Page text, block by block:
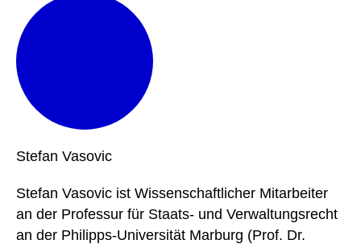
Stefan Vasovic
Stefan Vasovic ist Wissenschaftlicher Mitarbeiter
an der Professur für Staats- und Verwaltungsrecht
an der Philipps-Universität Marburg (Prof. Dr.